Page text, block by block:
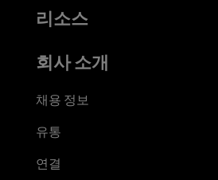
리소스
회사 소개
채용 정보
유통
연결